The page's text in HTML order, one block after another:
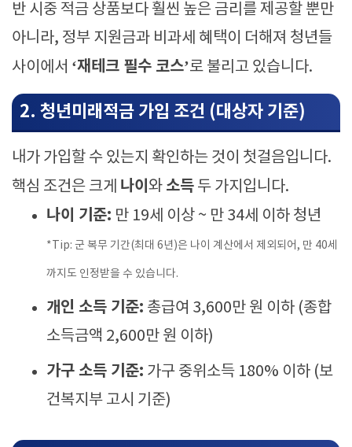
반 시중 적금 상품보다 훨씬 높은 금리를 제공할 뿐만
아니라, 정부 지원금과 비과세 혜택이 더해져 청년들
사이에서 ‘재테크 필수 코스’로 불리고 있습니다.
2. 청년미래적금 가입 조건 (대상자 기준)
내가 가입할 수 있는지 확인하는 것이 첫걸음입니다.
핵심 조건은 크게 나이 와 소득 두 가지입니다.
나이 기준: 만 19세 이상 ~ 만 34세 이하 청년
*Tip: 군 복무 기간(최대 6년)은 나이 계산에서 제외되어, 만 40세
까지도 인정받을 수 있습니다.
개인 소득 기준: 총급여 3,600만 원 이하 (종합
소득금액 2,600만 원 이하)
가구 소득 기준: 가구 중위소득 180% 이하 (보
건복지부 고시 기준)